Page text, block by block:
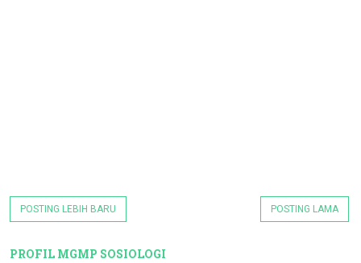
POSTING LEBIH BARU POSTING LAMA
PROFIL MGMP SOSIOLOGI